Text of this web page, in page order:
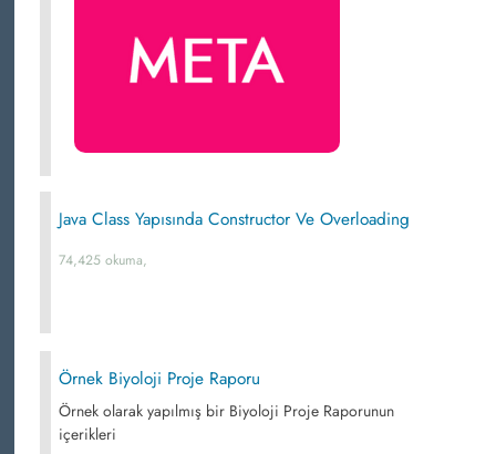
Java Class Yapısında Constructor Ve Overloading
74,425 okuma,
Örnek Biyoloji Proje Raporu
Örnek olarak yapılmış bir Biyoloji Proje Raporunun
içerikleri